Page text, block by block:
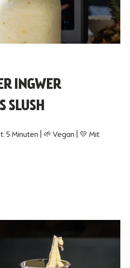
INGWER
SLUSH
5 Minuten | 🌱 Vegan | 💛 Mit